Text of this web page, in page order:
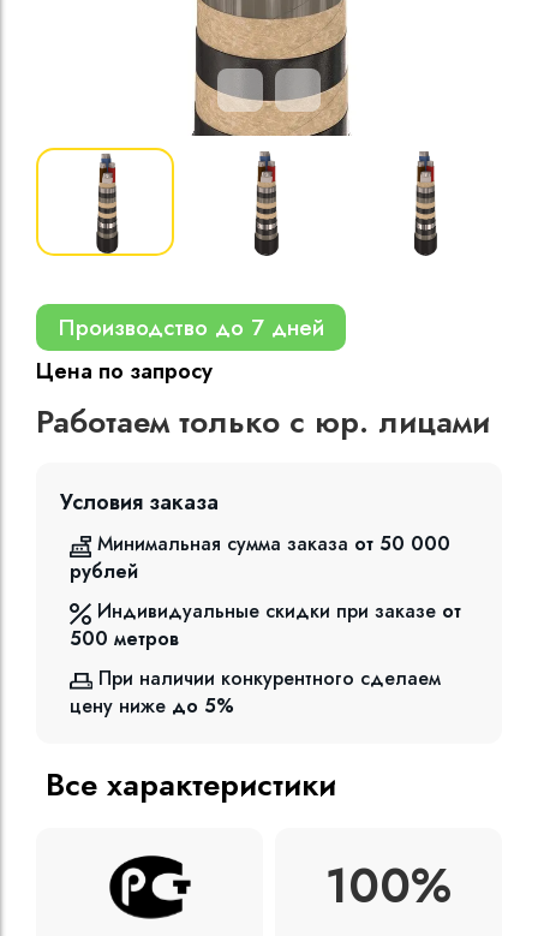
Кабели
изоляцией
Производство до 7 дней
Цена по запросу
Работаем только с юр. лицами
Условия заказа
Минимальная сумма заказа от 50 000
рублей
Индивидуальные скидки при заказе от
500 метров
При наличии конкурентного сделаем
цену ниже до 5%
Все характеристики
100%